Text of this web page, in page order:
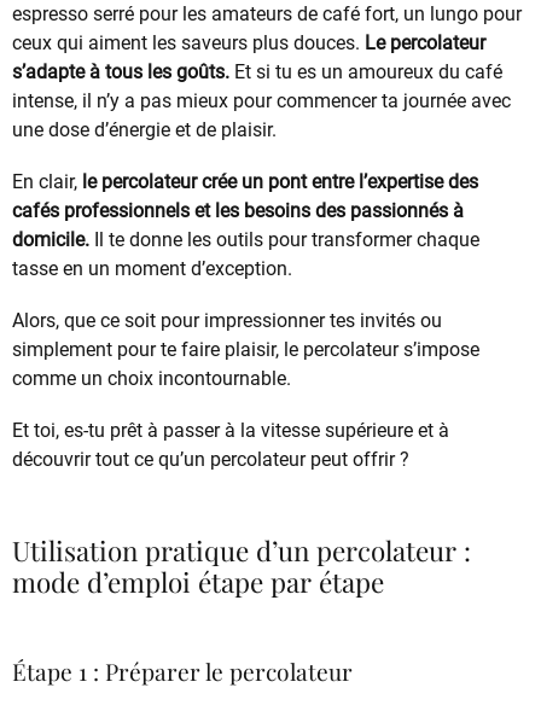
espresso serré pour les amateurs de café fort, un lungo pour
ceux qui aiment les saveurs plus douces. Le percolateur
s’adapte à tous les goûts. Et si tu es un amoureux du café
intense, il n’y a pas mieux pour commencer ta journée avec
une dose d’énergie et de plaisir.
En clair, le percolateur crée un pont entre l’expertise des
cafés professionnels et les besoins des passionnés à
domicile. Il te donne les outils pour transformer chaque
tasse en un moment d’exception.
Alors, que ce soit pour impressionner tes invités ou
simplement pour te faire plaisir, le percolateur s’impose
comme un choix incontournable.
Et toi, es-tu prêt à passer à la vitesse supérieure et à
découvrir tout ce qu’un percolateur peut offrir ?
Utilisation pratique d’un percolateur :
mode d’emploi étape par étape
Étape 1 : Préparer le percolateur